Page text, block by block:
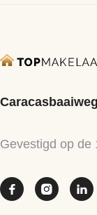
Gevestigd op de
  